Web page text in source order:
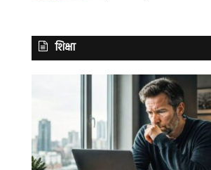
शिक्षा